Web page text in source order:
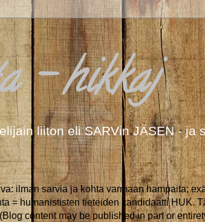
- hikkaj
liiton eli SARVin JÄSEN - ja
ilman sarvia ja kohta varmaan hampaita;
= humanististen tieteiden kandidaatti HUK.
content may be published in part or